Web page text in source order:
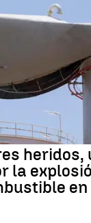
heridos,
la
en